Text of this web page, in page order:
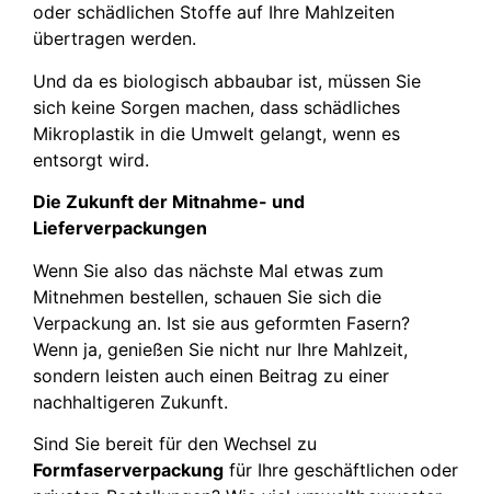
oder schädlichen Stoffe auf Ihre Mahlzeiten
übertragen werden.
Und da es biologisch abbaubar ist, müssen Sie
sich keine Sorgen machen, dass schädliches
Mikroplastik in die Umwelt gelangt, wenn es
entsorgt wird.
Die Zukunft der Mitnahme- und
Lieferverpackungen
Wenn Sie also das nächste Mal etwas zum
Mitnehmen bestellen, schauen Sie sich die
Verpackung an. Ist sie aus geformten Fasern?
Wenn ja, genießen Sie nicht nur Ihre Mahlzeit,
sondern leisten auch einen Beitrag zu einer
nachhaltigeren Zukunft.
Sind Sie bereit für den Wechsel zu
Formfaserverpackung für Ihre geschäftlichen oder